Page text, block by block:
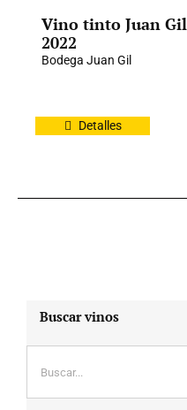
Vino tinto Juan Gil
2022
Bodega Juan Gil
Detalles
Buscar vinos